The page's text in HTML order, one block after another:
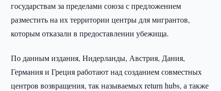
государствам за пределами союза с предложением
разместить на их территории центры для мигрантов,
которым отказали в предоставлении убежища.
По данным издания, Нидерланды, Австрия, Дания,
Германия и Греция работают над созданием совместных
центров возвращения, так называемых return hubs, а также